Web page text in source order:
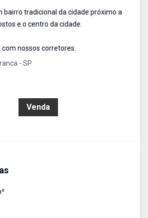
bairro tradicional da cidade próximo a
e o centro da cidade.
nossos corretores.
- SP
Venda